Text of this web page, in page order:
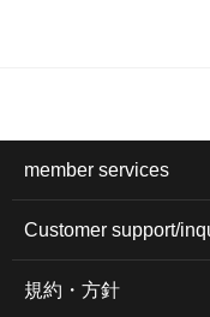
member services
Customer support/
規約・方針